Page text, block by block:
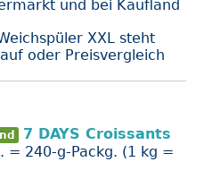
und bei Kaufland
XXL steht
oder Preisvergleich
7 DAYS Croissants
= 240-g-Packg. (1 kg =